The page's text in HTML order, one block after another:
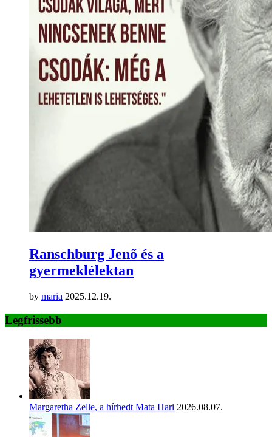
Ranschburg Jenő és a
gyermeklélektan
by maria 2025.12.19.
Legfrissebb
Margaretha Zelle, a hírhedt Mata Hari 2026.08.07.